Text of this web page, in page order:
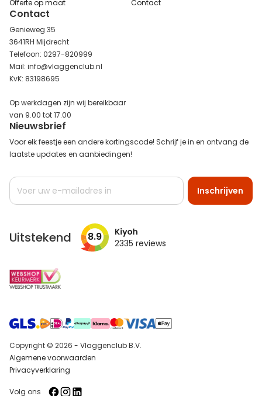
Offerte op maat
Contact
Contact
Genieweg 35
3641RH Mijdrecht
Telefoon: 0297-820999
Mail: info@vlaggenclub.nl
KvK: 83198695
Op werkdagen zijn wij bereikbaar
van 9.00 tot 17.00
Nieuwsbrief
Voor elk feestje een andere kortingscode! Schrijf je in en ontvang de
laatste updates en aanbiedingen!
Abonneer
op
Inschrijven
Uitstekend 8.9 2335 reviews
Copyright © 2026 - Vlaggenclub B.V.
Algemene voorwaarden
Privacyverklaring
Volg ons